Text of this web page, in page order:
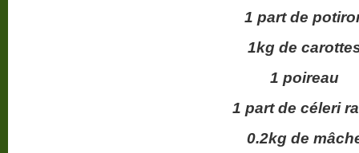
1 part de
1kg de
1 poireau
1 part de céleri
0.2kg de